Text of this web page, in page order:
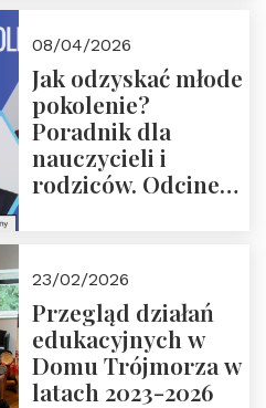
08/04/2026
Jak odzyskać młode
pokolenie?
Poradnik dla
nauczycieli i
rodziców. Odcinek
Rozmawiają red.
Grzegorz Górny i
prof. Michał
Łuczewski
23/02/2026
Przegląd działań
edukacyjnych w
Domu Trójmorza w
latach 2023-2026